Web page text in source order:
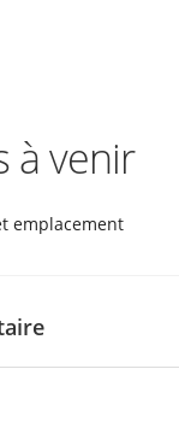
à venir
emplacement